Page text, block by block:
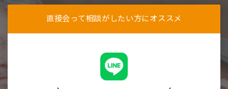
直接会って相談がしたい方にオススメ